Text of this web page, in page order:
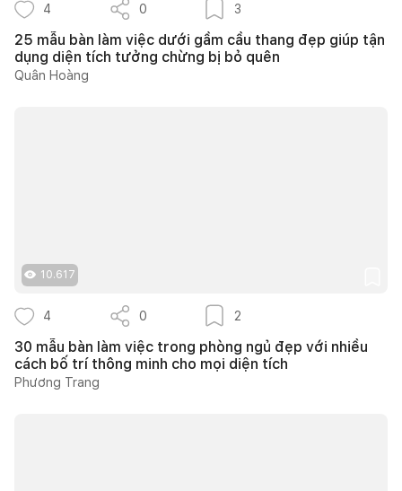
4 0 3
25 mẫu bàn làm việc dưới gầm cầu thang đẹp giúp tận
dụng diện tích tưởng chừng bị bỏ quên
Quân Hoàng
10.617
4 0 2
30 mẫu bàn làm việc trong phòng ngủ đẹp với nhiều
cách bố trí thông minh cho mọi diện tích
Phương Trang